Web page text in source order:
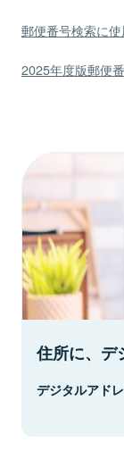
郵便番号検索に
2025年度版郵便
住所に、デ
デジタルアド